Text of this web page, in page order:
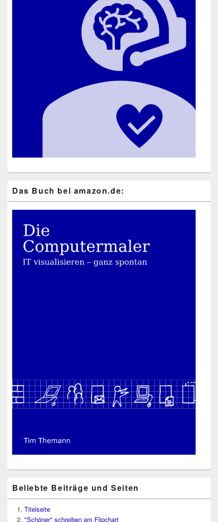
Das Buch bei ama​zon​.de:
Beliebte Beiträge und Seiten
Titelseite
"Schöner" schreiben am Flipchart